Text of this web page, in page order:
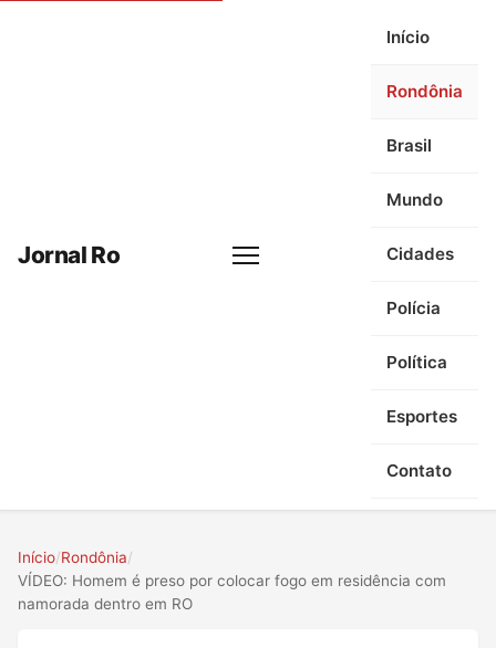
Jornal Ro Menu
Início
Rondônia
Brasil
Mundo
Cidades
Polícia
Política
Esportes
Contato
Início/Rondônia/
VÍDEO: Homem é preso por colocar fogo em residência com
namorada dentro em RO